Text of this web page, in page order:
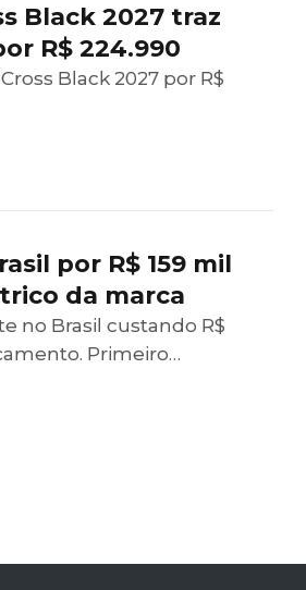
Black 2027 traz
R$ 224.990
Black 2027 por R$
por R$ 159 mil
da marca
no Brasil custando R$
Primeiro…